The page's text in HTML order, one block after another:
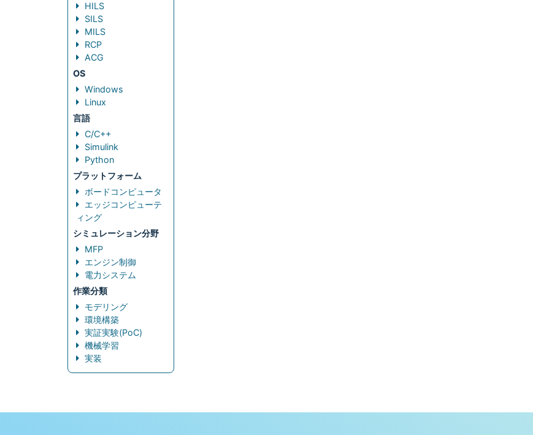
HILS
SILS
MILS
RCP
ACG
OS
Windows
Linux
言語
C/C++
Simulink
Python
プラットフォーム
ボードコンピュータ
エッジコンピューテ
ィング
シミュレーション分野
MFP
エンジン制御
電力システム
作業分類
モデリング
環境構築
実証実験(PoC)
機械学習
実装